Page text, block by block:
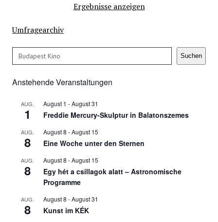
Ergebnisse anzeigen
Umfragearchiv
Suchen Suchen
Anstehende Veranstaltungen
AUG.
1
August 1 -August 31
Freddie Mercury-Skulptur in Balatonszemes
AUG.
8
August 8 -August 15
Eine Woche unter den Sternen
AUG.
8
August 8 -August 15
Egy hét a csillagok alatt – Astronomische
Programme
AUG.
8
August 8 -August 31
Kunst im KÉK